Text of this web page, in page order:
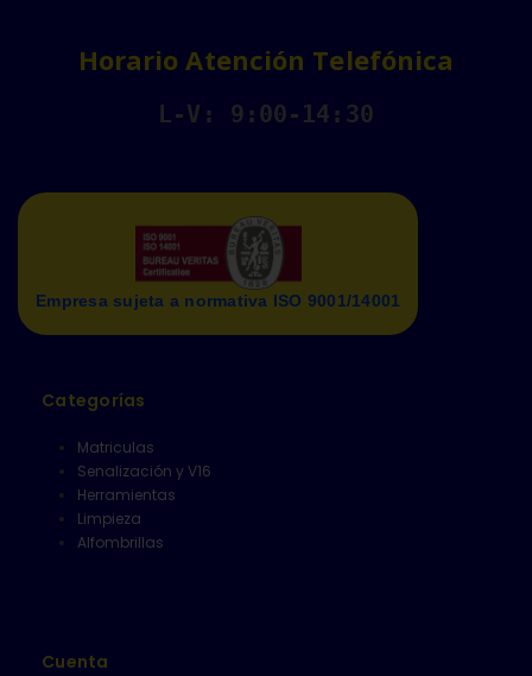
Horario Atención Telefónica
L-V: 9:00-14:30
Empresa sujeta a normativa ISO 9001/14001
Categorías
Matriculas
Senalización y V16
Herramientas
Limpieza
Alfombrillas
Cuenta